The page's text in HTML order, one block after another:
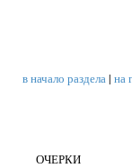
в начало раздела| на
ОЧЕРКИ